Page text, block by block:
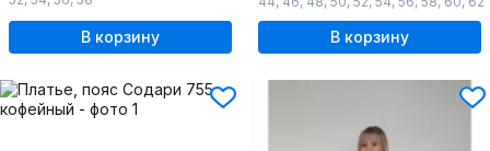
В корзину В корзину